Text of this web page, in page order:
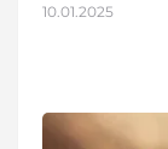
10.01.2025